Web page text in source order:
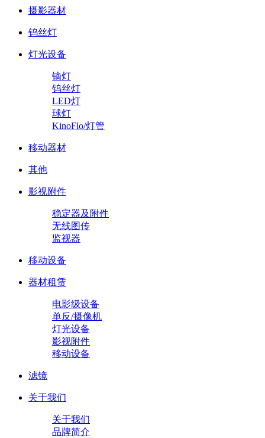
摄影器材
钨丝灯
灯光设备
镝灯
钨丝灯
LED灯
球灯
KinoFlo/灯管
移动器材
其他
影视附件
稳定器及附件
无线图传
监视器
移动设备
器材租赁
电影级设备
单反/摄像机
灯光设备
影视附件
移动设备
滤镜
关于我们
关于我们
品牌简介